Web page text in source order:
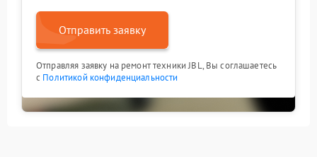
Отправить заявку
Отправляя заявку на ремонт техники JBL, Вы соглашаетесь
с Политикой конфиденциальности